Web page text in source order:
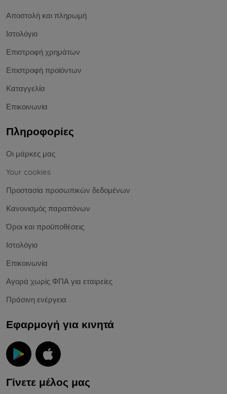
Αποστολή και πληρωμή
Ιστολόγιο
Επιστροφή χρημάτων
Επιστροφή προϊόντων
Καταγγελία
Επικοινωνία
Πληροφορίες
Οι μάρκες μας
Your cookies
Προστασία προσωπικών δεδομένων
Κανονισμός παραπόνων
Όροι και προϋποθέσεις
Ιστολόγιο
Επικοινωνία
Αγορά χωρίς ΦΠΑ για εταιρείες
Πράσινη ενέργεια
Εφαρμογή για κινητά
Γίνετε μέλος μας